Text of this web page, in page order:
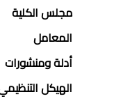
مجلس الكلية
المعامل
أدلة ومنشورات
الهيكل